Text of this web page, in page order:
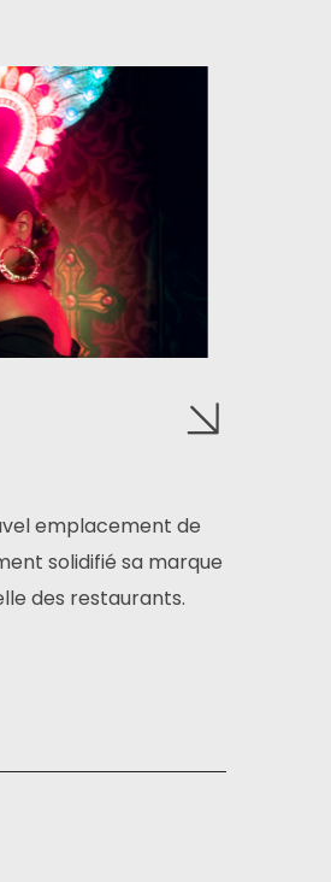
emplacement de
solidifié sa marque
des restaurants.